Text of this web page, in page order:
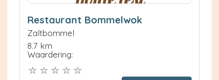
Restaurant Bommelwok
Zaltbommel
8.7 km
Waardering: